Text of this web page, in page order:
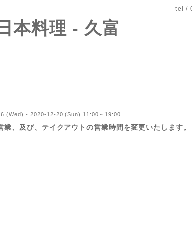
tel /
本料理 - 久富
(Wed) - 2020-12-20 (Sun) 11:00～19:00
業、及び、テイクアウトの営業時間を変更いたします。